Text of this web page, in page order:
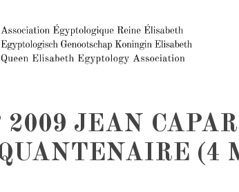
2009 JEAN
(4